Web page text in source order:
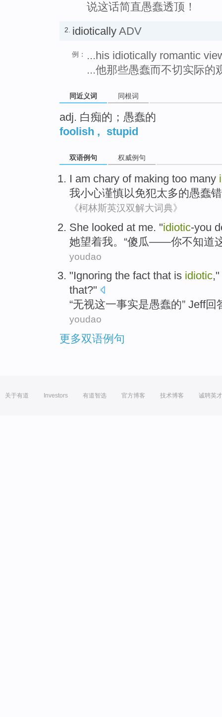
说这话简直愚蠢透顶！
2. idiotically ADV
例：
...his idiotically romantic
...他那些愚蠢而不切实际的
同近义词 同根词
adj. 白痴的；愚蠢的
foolish , stupid
双语例句 权威例句
I am chary of making too many
我小心谨慎以免犯太多的愚蠢
《柯林斯英汉双解大词典》
She looked at me. "idiotic-you
她望着我。“傻瓜——你不知道
youdao
"Ignoring the fact that is idiotic,"
that?"
“无视这一事实是愚蠢的” Jeff回
youdao
更多双语例句
关于有道 Investors 有道智选 官方博客 技术博客 诚聘英才